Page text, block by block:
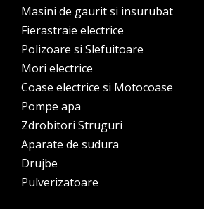
Masini de gaurit si insurubat
Fierastraie electrice
Polizoare si Slefuitoare
Mori electrice
Coase electrice si Motocoase
Pompe apa
Zdrobitori Struguri
Aparate de sudura
Drujbe
Pulverizatoare